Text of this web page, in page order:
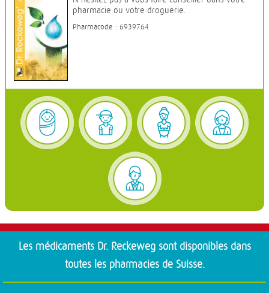
DR. RECKEWEG® R26 REMISIN
DR. RECKEWEG® R27 RENOCALCIN
DR. RECKEWEG® R28 SECALEN
DR. RECKEWEG® R29 THERIDON
DR. RECKEWEG® R31 CONTRAEMIN
DR. RECKEWEG® R32 ANTIHIDROSIN
DR. RECKEWEG® R33 BUFORAN
DR. RECKEWEG® R34 CALCOSSIN
DR. RECKEWEG® R35 CHADONTIN
DR. RECKEWEG® R36 CHORESAN
DR. RECKEWEG® R37 COLINTESTON
DR. RECKEWEG® R38 DEXTRONEX
DR. RECKEWEG® R39 SINISTRONEX
DR. RECKEWEG® R40 DIAGLUKON
DR. RECKEWEG® R41 FORTIVIRONE
DR. RECKEWEG® R42 HAEMOVENIN
DR. RECKEWEG® R43 HERBAMINE
DR. RECKEWEG® R44 HYPOTONOL
DR. RECKEWEG® R45 LARYNGIN
DR. RECKEWEG® R46 MANURHEUMIN
DR. RECKEWEG® R48 PULMOSOL
DR. RECKEWEG® R49 RHINOPULSAN
DR. RECKEWEG® R50 SACROGYNOL
DR. RECKEWEG® R51 THYREOSAN
DR. RECKEWEG® R52 VOMISAN
DR. RECKEWEG® R53 COMEDONIN
pharmacie ou votre droguerie.
Pharmacode : 6939764
Les médicaments Dr. Reckeweg sont disponibles dans
toutes les pharmacies de Suisse.